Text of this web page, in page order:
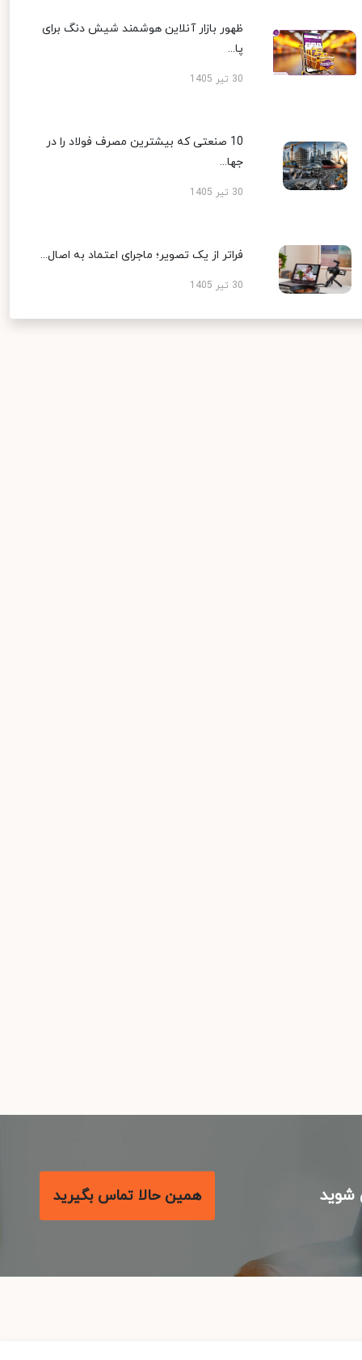
ظهور بازار آنلاین هوشمند شیش دنگ برای
پا...
30 تیر 1405
10 صنعتی که بیشترین مصرف فولاد را در
جها...
30 تیر 1405
فراتر از یک تصویر؛ ماجرای اعتماد به اصال...
30 تیر 1405
همین حالا تماس بگیرید